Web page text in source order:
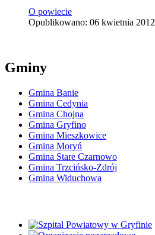
O powiecie
Opublikowano: 06 kwietnia 2012
Gminy
Gmina Banie
Gmina Cedynia
Gmina Chojna
Gmina Gryfino
Gmina Mieszkowice
Gmina Moryń
Gmina Stare Czarnowo
Gmina Trzcińsko-Zdrój
Gmina Widuchowa